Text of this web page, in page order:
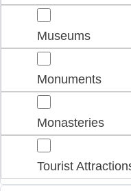
Museums
Monuments
Monasteries
Tourist